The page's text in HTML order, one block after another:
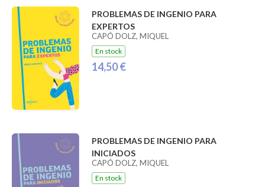
PROBLEMAS DE INGENIO PARA
EXPERTOS
CAPÓ DOLZ, MIQUEL
En stock
14,50 €
PROBLEMAS DE INGENIO PARA
INICIADOS
CAPÓ DOLZ, MIQUEL
En stock